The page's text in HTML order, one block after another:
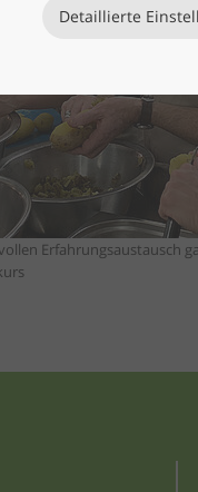
Detaillierte
Erfahrungsaustausch